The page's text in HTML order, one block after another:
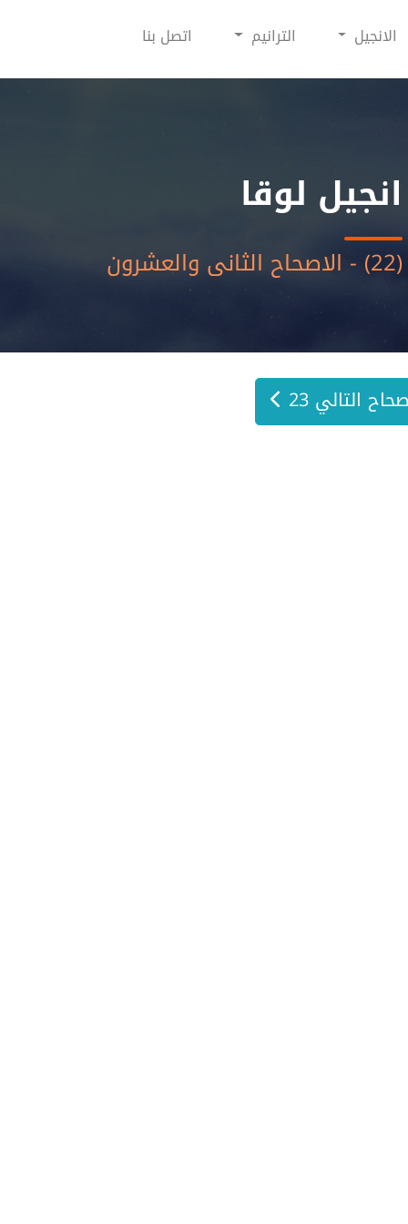
الانجيل الترانيم اتصل بنا
انجيل لوقا
(22) - الاصحاح الثانى والعشرون
التالي 23